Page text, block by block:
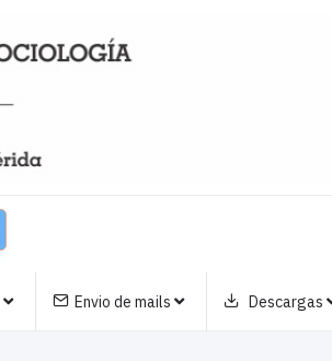
Envio de mails Descargas